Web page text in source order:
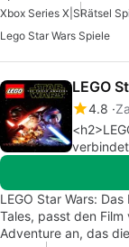
Xbox Series X|SRätsel
Lego Star Wars Spiele
LEGO
4.8
LEGO Star Wars:
Tales, passt den
Adventure an, das